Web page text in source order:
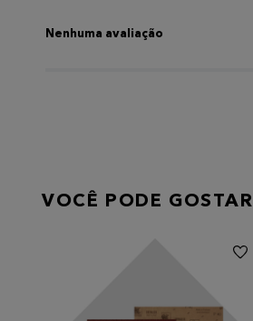
Endereço de email
Nenhuma avaliação
VOCÊ PODE GOSTAR